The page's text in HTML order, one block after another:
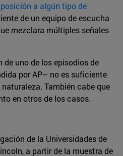
a algún tipo de
de un equipo de escucha
mezclara múltiples señales
de uno de los episodios de
por AP– no es suficiente
También cabe que
en otros de los casos.
de la Universidades de
a partir de la muestra de